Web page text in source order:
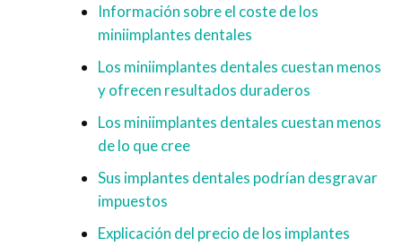
Información sobre el coste de los
miniimplantes dentales
Los miniimplantes dentales cuestan menos
y ofrecen resultados duraderos
Los miniimplantes dentales cuestan menos
de lo que cree
Sus implantes dentales podrían desgravar
impuestos
Explicación del precio de los implantes